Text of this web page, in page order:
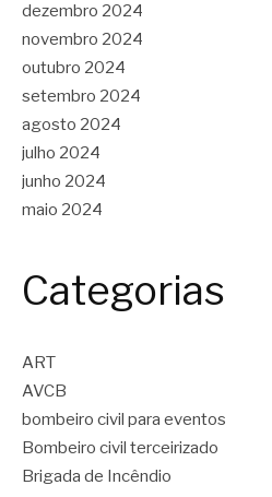
dezembro 2024
novembro 2024
outubro 2024
setembro 2024
agosto 2024
julho 2024
junho 2024
maio 2024
Categorias
ART
AVCB
bombeiro civil para eventos
Bombeiro civil terceirizado
Brigada de Incêndio